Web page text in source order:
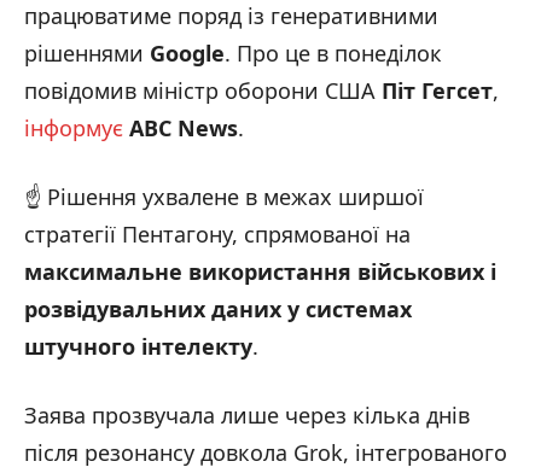
працюватиме поряд із генеративними
рішеннями Google. Про це в понеділок
повідомив міністр оборони США Піт Гегсет,
інформує ABC News.
☝️ Рішення ухвалене в межах ширшої
стратегії Пентагону, спрямованої на
максимальне використання військових і
розвідувальних даних у системах
штучного інтелекту.
Заява прозвучала лише через кілька днів
після резонансу довкола Grok, інтегрованого